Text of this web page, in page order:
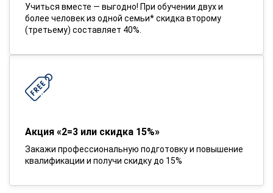
Учиться вместе — выгодно! При обучении двух и
более человек из одной семьи* скидка второму
(третьему) составляет 40%.
Акция «2=3 или скидка 15%»
Закажи профессиональную подготовку и повышение
квалификации и получи скидку до 15%